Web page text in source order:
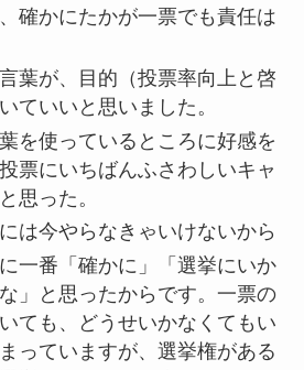
確かにたかが一票でも責任は
葉が、目的（投票率向上と啓
ていいと思いました。
を使っているところに好感を
票にいちばんふさわしいキャ
思った。
は今やらなきゃいけないから
一番「確かに」「選挙にいか
」と思ったからです。一票の
ても、どうせいかなくてもい
っていますが、選挙権がある